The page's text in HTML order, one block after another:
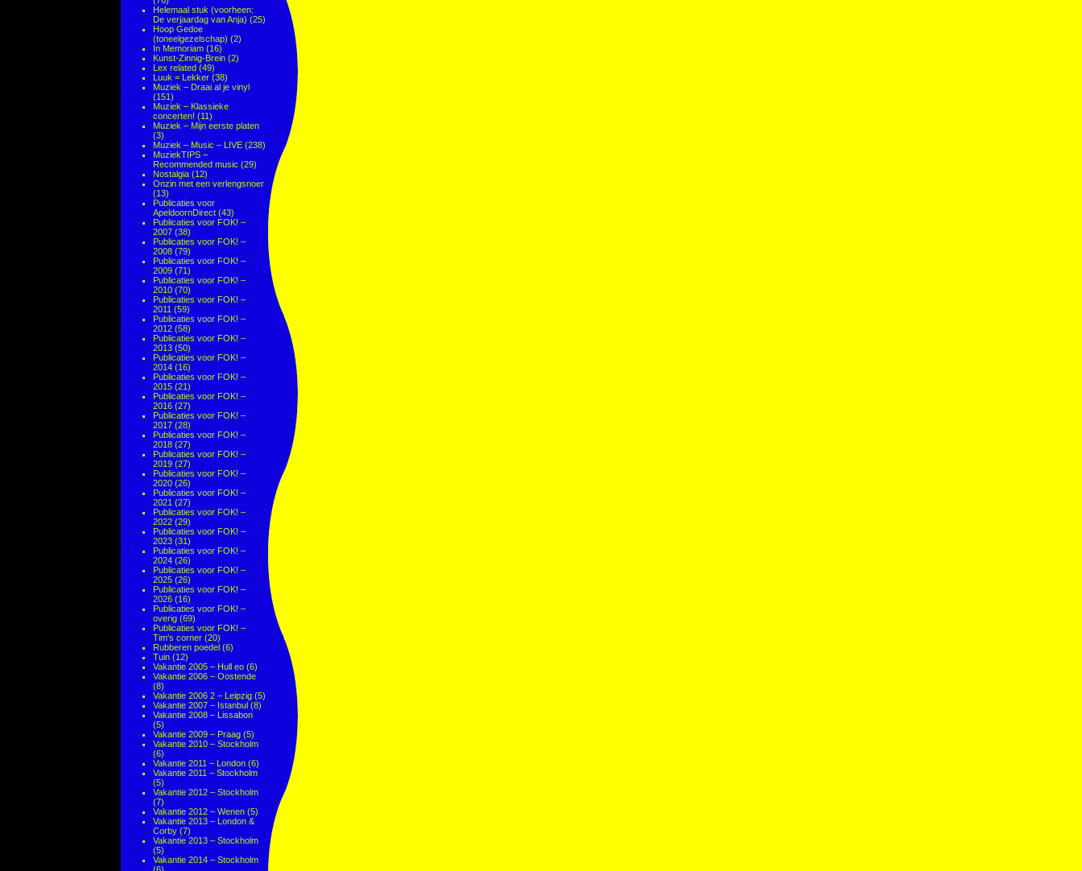
Helemaal stuk (voorheen:
De verjaardag van Anja) (25)
Hoop Gedoe
(toneelgezelschap) (2)
In Memoriam (16)
Kunst-Zinnig-Brein (2)
Lex related (49)
Luuk = Lekker (38)
Muziek – Draai al je vinyl
(151)
Muziek – Klassieke
concerten! (11)
Muziek – Mijn eerste platen
(3)
Muziek – Music – LIVE (238)
MuziekTIPS –
Recommended music (29)
Nostalgia (12)
Onzin met een verlengsnoer
(13)
Publicaties voor
ApeldoornDirect (43)
Publicaties voor FOK! –
2007 (38)
Publicaties voor FOK! –
2008 (79)
Publicaties voor FOK! –
2009 (71)
Publicaties voor FOK! –
2010 (70)
Publicaties voor FOK! –
2011 (59)
Publicaties voor FOK! –
2012 (58)
Publicaties voor FOK! –
2013 (50)
Publicaties voor FOK! –
2014 (16)
Publicaties voor FOK! –
2015 (21)
Publicaties voor FOK! –
2016 (27)
Publicaties voor FOK! –
2017 (28)
Publicaties voor FOK! –
2018 (27)
Publicaties voor FOK! –
2019 (27)
Publicaties voor FOK! –
2020 (26)
Publicaties voor FOK! –
2021 (27)
Publicaties voor FOK! –
2022 (29)
Publicaties voor FOK! –
2023 (31)
Publicaties voor FOK! –
2024 (26)
Publicaties voor FOK! –
2025 (26)
Publicaties voor FOK! –
2026 (16)
Publicaties voor FOK! –
overig (69)
Publicaties voor FOK! –
Tim's corner (20)
Rubberen poedel (6)
Tuin (12)
Vakantie 2005 – Hull eo (6)
Vakantie 2006 – Oostende
(8)
Vakantie 2006 2 – Leipzig (5)
Vakantie 2007 – Istanbul (8)
Vakantie 2008 – Lissabon
(5)
Vakantie 2009 – Praag (5)
Vakantie 2010 – Stockholm
(6)
Vakantie 2011 – London (6)
Vakantie 2011 – Stockholm
(5)
Vakantie 2012 – Stockholm
(7)
Vakantie 2012 – Wenen (5)
Vakantie 2013 – London &
Corby (7)
Vakantie 2013 – Stockholm
(5)
Vakantie 2014 – Stockholm